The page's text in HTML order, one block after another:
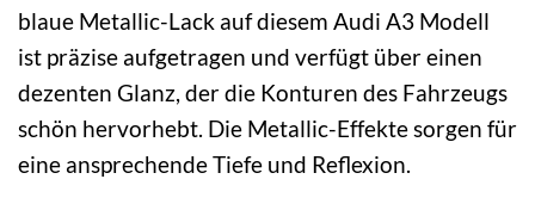
blaue Metallic-Lack auf diesem Audi A3 Modell
ist präzise aufgetragen und verfügt über einen
dezenten Glanz, der die Konturen des Fahrzeugs
schön hervorhebt. Die Metallic-Effekte sorgen für
eine ansprechende Tiefe und Reflexion.